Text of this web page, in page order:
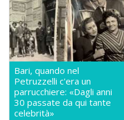
Bari, quando nel
Petruzzelli c'era un
parrucchiere: «Dagli anni
30 passate da qui tante
celebrità»